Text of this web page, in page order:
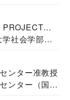
PROJECT
会福祉士
社会学部福
ンター准教授
ンター（国際